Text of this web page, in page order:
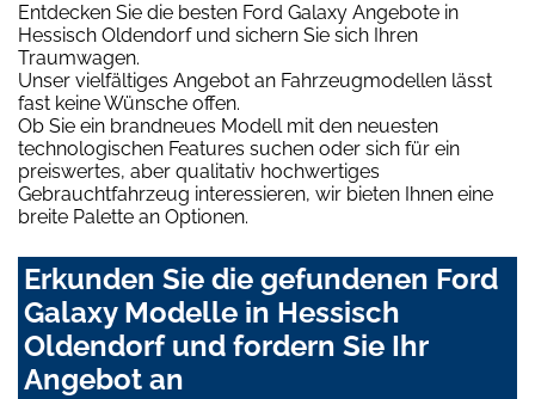
Entdecken Sie die besten Ford Galaxy Angebote in
Hessisch Oldendorf und sichern Sie sich Ihren
Traumwagen.
Unser vielfältiges Angebot an Fahrzeugmodellen lässt
fast keine Wünsche offen.
Ob Sie ein brandneues Modell mit den neuesten
technologischen Features suchen oder sich für ein
preiswertes, aber qualitativ hochwertiges
Gebrauchtfahrzeug interessieren, wir bieten Ihnen eine
breite Palette an Optionen.
Erkunden Sie die gefundenen Ford
Galaxy Modelle in Hessisch
Oldendorf und fordern Sie Ihr
Angebot an